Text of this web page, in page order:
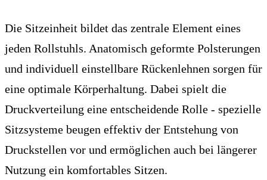
Die Sitzeinheit bildet das zentrale Element eines
jeden Rollstuhls. Anatomisch geformte Polsterungen
und individuell einstellbare Rückenlehnen sorgen für
eine optimale Körperhaltung. Dabei spielt die
Druckverteilung eine entscheidende Rolle - spezielle
Sitzsysteme beugen effektiv der Entstehung von
Druckstellen vor und ermöglichen auch bei längerer
Nutzung ein komfortables Sitzen.